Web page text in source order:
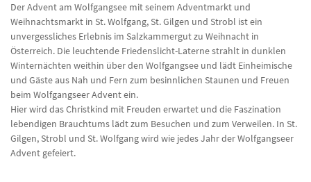
Der Advent am Wolfgangsee mit seinem Adventmarkt und
Weihnachtsmarkt in St. Wolfgang, St. Gilgen und Strobl ist ein
unvergessliches Erlebnis im Salzkammergut zu Weihnacht in
Österreich. Die leuchtende Friedenslicht-Laterne strahlt in dunklen
Winternächten weithin über den Wolfgangsee und lädt Einheimische
und Gäste aus Nah und Fern zum besinnlichen Staunen und Freuen
beim Wolfgangseer Advent ein.
Hier wird das Christkind mit Freuden erwartet und die Faszination
lebendigen Brauchtums lädt zum Besuchen und zum Verweilen. In St.
Gilgen, Strobl und St. Wolfgang wird wie jedes Jahr der Wolfgangseer
Advent gefeiert.